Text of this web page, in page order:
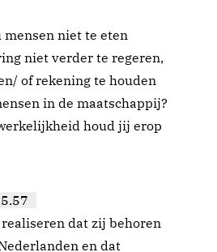
mensen niet te eten
niet verder te regeren,
of rekening te houden
in de maatschappij?
houd jij erop
dat zij behoren
en dat